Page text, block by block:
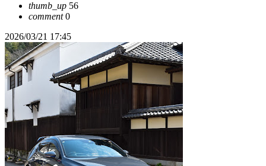
thumb_up 56
comment0
2026/03/21 17:45